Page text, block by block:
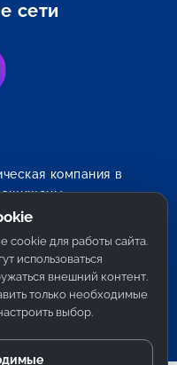
сети
компания в
данных
данных
cookie
by
cookie для работы сайта.
использоваться
внешний контент.
только необходимые
выбор.